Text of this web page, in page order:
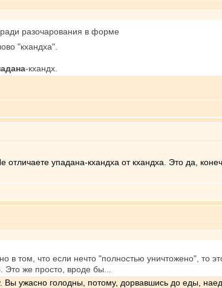
разочарования в форме
"кхандха".
-кхандх.
упадана-кхандха от кхандха. Это да,
в том, что если нечто "полностью уничтожено", то
Это же просто, вроде бы...
ужасно голодны, потому, дорвавшись до еды,